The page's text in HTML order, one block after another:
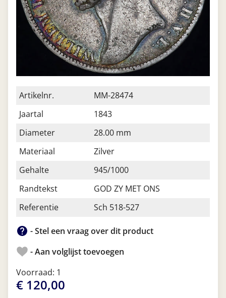
Artikelnr.
MM-28474
Jaartal
1843
Diameter
28.00 mm
Materiaal
Zilver
Gehalte
945/1000
Randtekst
GOD ZY MET ONS
Referentie
Sch 518-527
- Stel een vraag over dit product
- Aan volglijst toevoegen
Voorraad: 1
€ 120,00